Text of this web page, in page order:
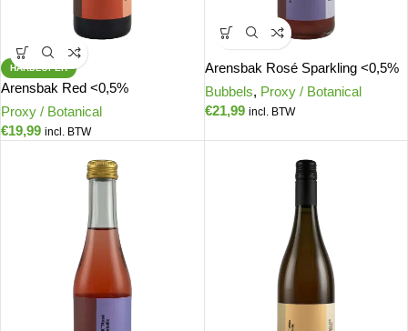
HARDLOPER
Arensbak Red <0,5%
Proxy / Botanical
€19,99 incl. BTW
Arensbak Rosé Sparkling <0,5%
Bubbels, Proxy / Botanical
€21,99 incl. BTW